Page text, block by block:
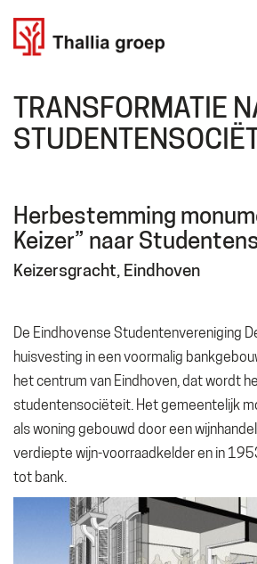
TRANSFORMATIE
Herbestemming
Keizer” naar
Keizersgracht, Eindhoven
De Eindhovense Studentenvereniging
huisvesting in een voormalig
het centrum van Eindhoven, dat wordt
studentensociëteit. Het gemeentelijk
als woning gebouwd door een
verdiepte wijn-voorraadkelder en in
tot bank.